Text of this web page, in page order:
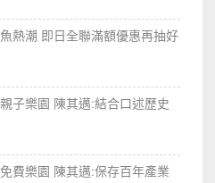
熱潮 即日全聯滿額優惠再抽好
子樂園 陳其邁:結合口述歷史
費樂園 陳其邁:保存百年產業